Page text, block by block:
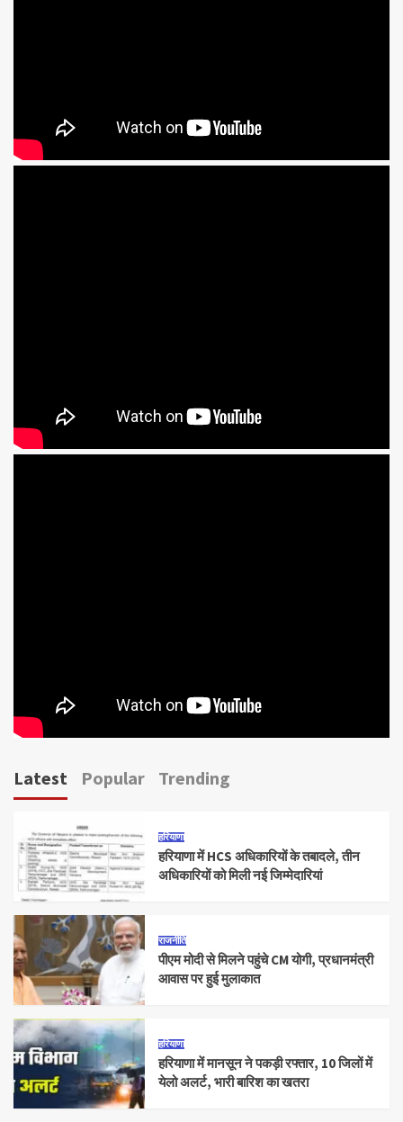
Latest Popular Trending
हरियाणा
हरियाणा में HCS अधिकारियों के तबादले, तीन
अधिकारियों को मिली नई जिम्मेदारियां
राजनीति
पीएम मोदी से मिलने पहुंचे CM योगी, प्रधानमंत्री
आवास पर हुई मुलाकात
हरियाणा
हरियाणा में मानसून ने पकड़ी रफ्तार, 10 जिलों में
येलो अलर्ट, भारी बारिश का खतरा